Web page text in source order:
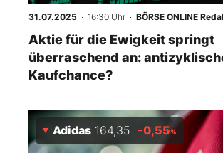
31.07.2025 · 16:30 Uhr · BÖRSE ONLINE
Aktie für die Ewigkeit springt
überraschend an:
Kaufchance?
Adidas 164,35 -0,55%